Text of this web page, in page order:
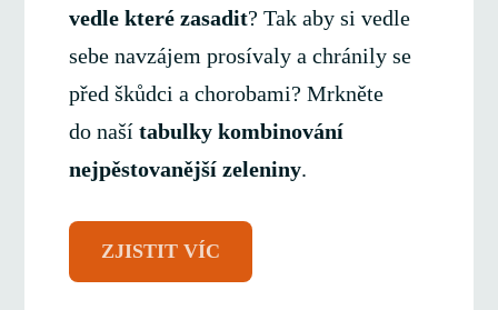
vedle které zasadit? Tak aby si vedle
sebe navzájem prosívaly a chránily se
před škůdci a chorobami? Mrkněte
do našítabulky kombinování
nejpěstovanější zeleniny.
ZJISTIT VÍC